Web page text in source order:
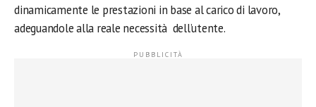
dinamicamente le prestazioni in base al carico di lavoro,
adeguandole alla reale necessità dell’utente.